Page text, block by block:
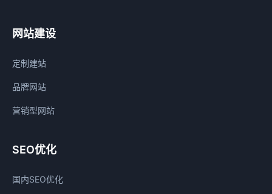
网站建设
定制建站
品牌网站
营销型网站
SEO优化
国内SEO优化